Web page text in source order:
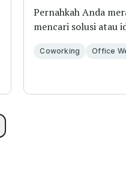
Pernahkah Anda
mencari solusi atau
Coworking Office